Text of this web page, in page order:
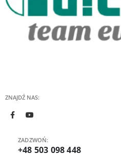
ZNAJDŹ NAS:
ZADZWOŃ:
+48 503 098 448